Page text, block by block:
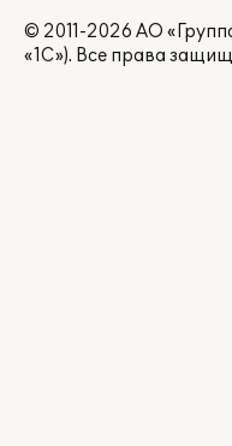
© 2011-2026 АО
«1С»). Все права